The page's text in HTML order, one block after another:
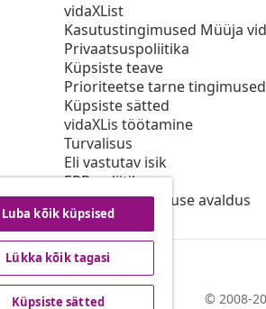
vidaXList
Kasutustingimused Müüja
Privaatsuspoliitika
Küpsiste teave
Prioriteetse tarne tingimused
Küpsiste sätted
vidaXLis töötamine
Turvalisus
Eli vastutav isik
EPR poliitika
Juurdepääsetavuse avaldus
© 2008-
Luba kõik küpsised
Lükka kõik tagasi
Küpsiste sätted